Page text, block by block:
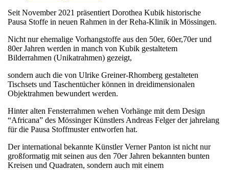
Seit November 2021 präsentiert Dorothea Kubik historische
Pausa Stoffe in neuen Rahmen in der Reha-Klinik in Mössingen.
Nicht nur ehemalige Vorhangstoffe aus den 50er, 60er,70er und
80er Jahren werden in manch von Kubik gestaltetem
Bilderrahmen (Unikatrahmen) gezeigt,
sondern auch die von Ulrike Greiner-Rhomberg gestalteten
Tischsets und Taschentücher können in dreidimensionalen
Objektrahmen bewundert werden.
Hinter alten Fensterrahmen wehen Vorhänge mit dem Design
“Africana” des Mössinger Künstlers Andreas Felger der jahrelang
für die Pausa Stoffmuster entworfen hat.
Der international bekannte Künstler Verner Panton ist nicht nur
großformatig mit seinen aus den 70er Jahren bekannten bunten
Kreisen und Quadraten, sondern auch mit einem